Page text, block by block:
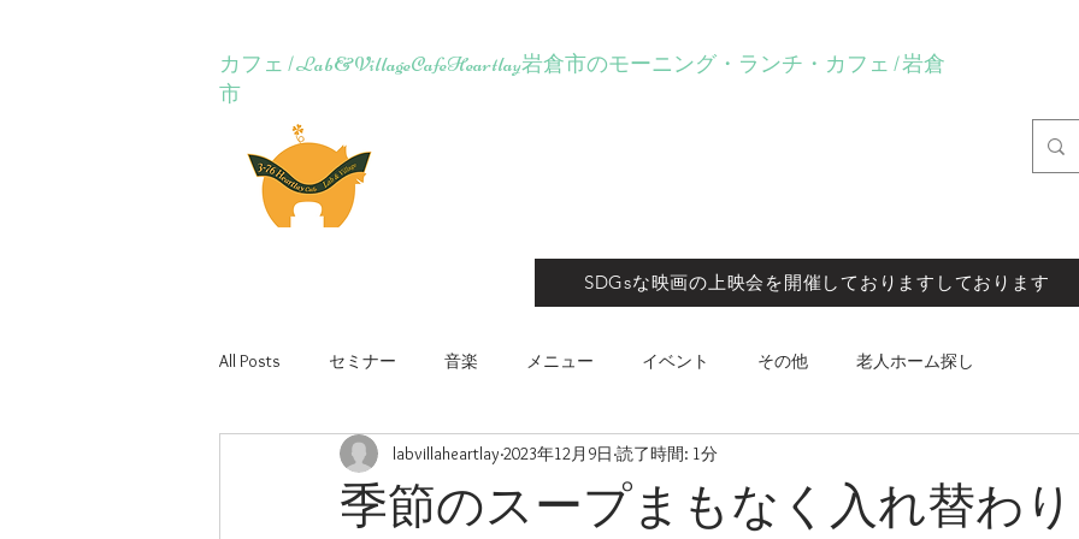
カフェ | Lab&VillageCafeHeartlay岩倉市のモーニング・ランチ・カフェ | 岩倉
市
SDGsな映画の上映会を開催しておりますしております
All Posts セミナー 音楽 メニュー イベント その他 老人ホーム探し
季節のスープまもなく入れ替わ
labvillaheartlay 2023年12月9日 読了時間: 1分